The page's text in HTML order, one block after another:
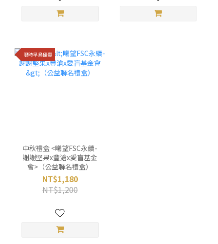
限時早鳥優惠
中秋禮盒 <曦望FSC永續-
謝謝堅果x豐滄x愛盲基金
會>（公益聯名禮盒）
NT$1,180
NT$1,200